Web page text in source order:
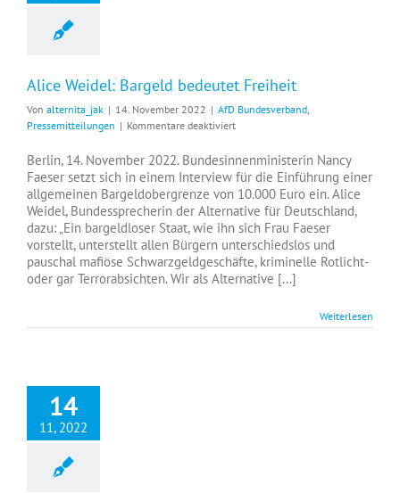
Alice Weidel: Bargeld bedeutet Freiheit
Von alternita_jak | 14. November 2022 | AfD Bundesverband,
Pressemitteilungen | Kommentare deaktiviertfür
Weidel:
Bargeld
bedeutet
Freiheit
Berlin, 14. November 2022. Bundesinnenministerin Nancy
Faeser setzt sich in einem Interview für die Einführung einer
allgemeinen Bargeldobergrenze von 10.000 Euro ein. Alice
Weidel, Bundessprecherin der Alternative für Deutschland,
dazu: „Ein bargeldloser Staat, wie ihn sich Frau Faeser
vorstellt, unterstellt allen Bürgern unterschiedslos und
pauschal mafiöse Schwarzgeldgeschäfte, kriminelle Rotlicht-
oder gar Terrorabsichten. Wir als Alternative [...]
Weiterlesen
14
11, 2022